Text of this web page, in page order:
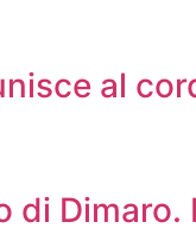
al
di Dimaro.